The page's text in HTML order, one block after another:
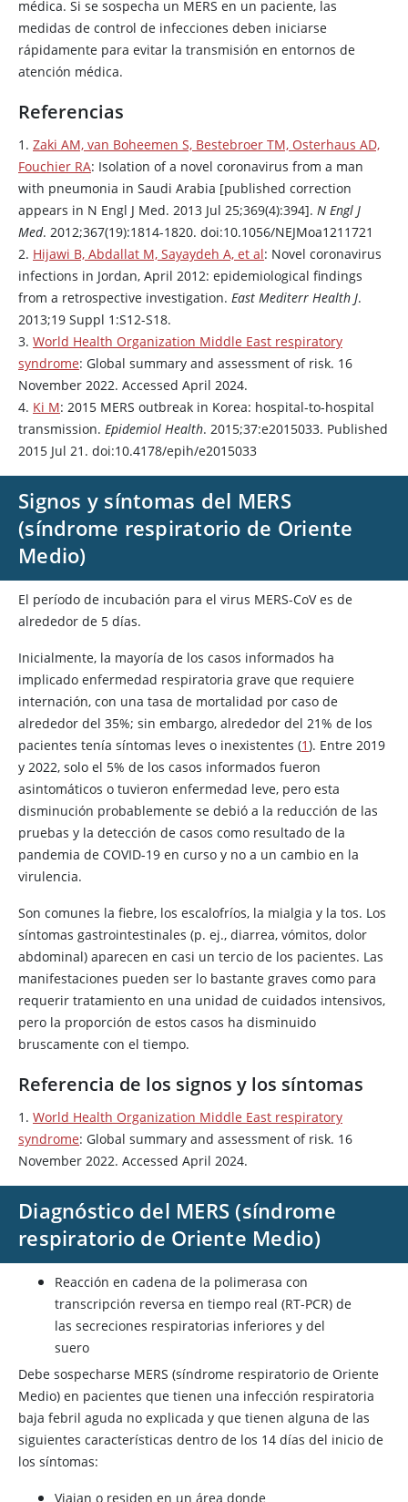
médica. Si se sospecha un MERS en un paciente, las
medidas de control de infecciones deben iniciarse
rápidamente para evitar la transmisión en entornos de
atención médica.
Referencias
1. Zaki AM, van Boheemen S, Bestebroer TM, Osterhaus AD,
Fouchier RA: Isolation of a novel coronavirus from a man
with pneumonia in Saudi Arabia [published correction
appears in N Engl J Med. 2013 Jul 25;369(4):394]. N Engl J
Med. 2012;367(19):1814-1820. doi:10.1056/NEJMoa1211721
2. Hijawi B, Abdallat M, Sayaydeh A, et al: Novel coronavirus
infections in Jordan, April 2012: epidemiological findings
from a retrospective investigation. East Mediterr Health J.
2013;19 Suppl 1:S12-S18.
3. World Health Organization Middle East respiratory
syndrome: Global summary and assessment of risk. 16
November 2022. Accessed April 2024.
4. Ki M: 2015 MERS outbreak in Korea: hospital-to-hospital
transmission. Epidemiol Health. 2015;37:e2015033. Published
2015 Jul 21. doi:10.4178/epih/e2015033
Signos y síntomas del MERS
(síndrome respiratorio de Oriente
Medio)
El período de incubación para el virus MERS-CoV es de
alrededor de 5 días.
Inicialmente, la mayoría de los casos informados ha
implicado enfermedad respiratoria grave que requiere
internación, con una tasa de mortalidad por caso de
alrededor del 35%; sin embargo, alrededor del 21% de los
pacientes tenía síntomas leves o inexistentes (1). Entre 2019
y 2022, solo el 5% de los casos informados fueron
asintomáticos o tuvieron enfermedad leve, pero esta
disminución probablemente se debió a la reducción de las
pruebas y la detección de casos como resultado de la
pandemia de COVID-19 en curso y no a un cambio en la
virulencia.
Son comunes la fiebre, los escalofríos, la mialgia y la tos. Los
síntomas gastrointestinales (p. ej., diarrea, vómitos, dolor
abdominal) aparecen en casi un tercio de los pacientes. Las
manifestaciones pueden ser lo bastante graves como para
requerir tratamiento en una unidad de cuidados intensivos,
pero la proporción de estos casos ha disminuido
bruscamente con el tiempo.
Referencia de los signos y los síntomas
1. World Health Organization Middle East respiratory
syndrome: Global summary and assessment of risk. 16
November 2022. Accessed April 2024.
Diagnóstico del MERS (síndrome
respiratorio de Oriente Medio)
Reacción en cadena de la polimerasa con
transcripción reversa en tiempo real (RT-PCR) de
las secreciones respiratorias inferiores y del
suero
Debe sospecharse MERS (síndrome respiratorio de Oriente
Medio) en pacientes que tienen una infección respiratoria
baja febril aguda no explicada y que tienen alguna de las
siguientes características dentro de los 14 días del inicio de
los síntomas:
Viajan o residen en un área donde